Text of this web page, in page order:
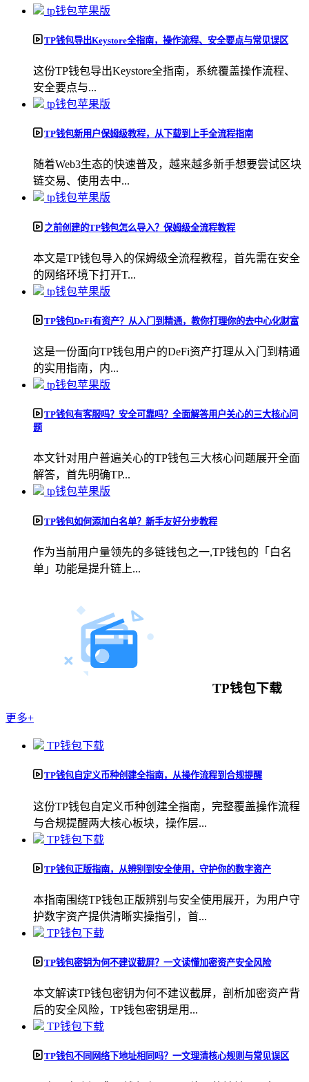
tp钱包苹果版
TP钱包导出Keystore全指南，操作流程、安全要点与常见误区
这份TP钱包导出Keystore全指南，系统覆盖操作流程、
安全要点与...
tp钱包苹果版
TP钱包新用户保姆级教程，从下载到上手全流程指南
随着Web3生态的快速普及，越来越多新手想要尝试区块
链交易、使用去中...
tp钱包苹果版
之前创建的TP钱包怎么导入？保姆级全流程教程
本文是TP钱包导入的保姆级全流程教程，首先需在安全
的网络环境下打开T...
tp钱包苹果版
TP钱包DeFi有资产？从入门到精通，教你打理你的去中心化财富
这是一份面向TP钱包用户的DeFi资产打理从入门到精通
的实用指南，内...
tp钱包苹果版
TP钱包有客服吗？安全可靠吗？全面解答用户关心的三大核心问
题
本文针对用户普遍关心的TP钱包三大核心问题展开全面
解答，首先明确TP...
tp钱包苹果版
TP钱包如何添加白名单？新手友好分步教程
作为当前用户量领先的多链钱包之一,TP钱包的「白名
单」功能是提升链上...
TP钱包下载
更多+
TP钱包下载
TP钱包自定义币种创建全指南，从操作流程到合规提醒
这份TP钱包自定义币种创建全指南，完整覆盖操作流程
与合规提醒两大核心板块，操作层...
TP钱包下载
TP钱包正版指南，从辨别到安全使用，守护你的数字资产
本指南围绕TP钱包正版辨别与安全使用展开，为用户守
护数字资产提供清晰实操指引，首...
TP钱包下载
TP钱包密钥为何不建议截屏？一文读懂加密资产安全风险
本文解读TP钱包密钥为何不建议截屏，剖析加密资产背
后的安全风险，TP钱包密钥是用...
TP钱包下载
TP钱包不同网络下地址相同吗？一文理清核心规则与常见误区